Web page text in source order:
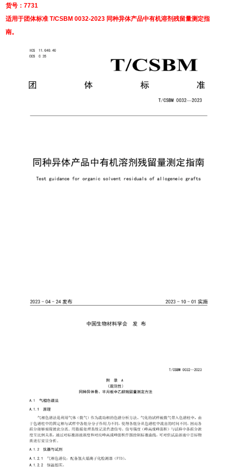
货号：7731
适用于团体标准 T/CSBM 0032-2023 同种异体产品中有机溶剂残留量测定指
南。